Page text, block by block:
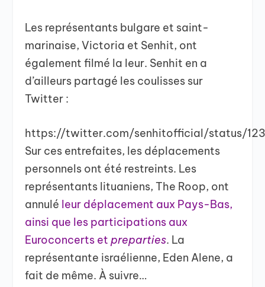
Les représentants bulgare et saint-
marinaise, Victoria et Senhit, ont
également filmé la leur. Senhit en a
d’ailleurs partagé les coulisses sur
Twitter :
https://twitter.com/senhitofficial/status/
Sur ces entrefaites, les déplacements
personnels ont été restreints. Les
représentants lituaniens, The Roop, ont
annulé leur déplacement aux Pays-Bas,
ainsi que les participations aux
Euroconcerts etpreparties. La
représentante israélienne, Eden Alene, a
fait de même. À suivre…